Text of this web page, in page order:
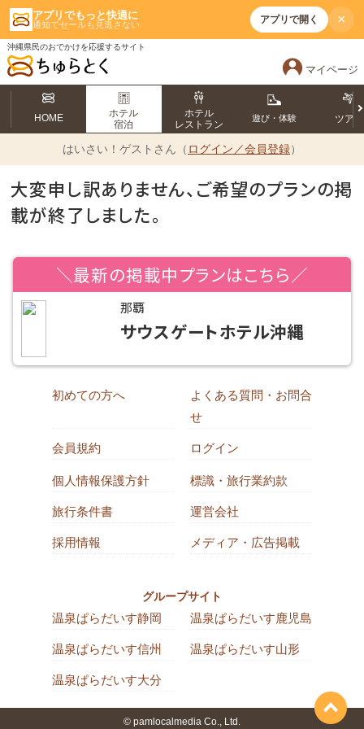
アプリでもっと快適に
通知でセールも見逃さない アプリで開く ×
沖縄県民のおでかけを応援するサイト
マイページ
HOME
ホテル
宿泊
ホテル
レストラン
遊び・体験 ツアー
はいさい！ ゲストさん（ ログイン／会員登録）
大変申し訳ありません、ご希望のプランの掲
載が終了しました。
＼最新の掲載中プランはこちら／
那覇
サウスゲートホテル沖縄
初めての方へ
よくある質問・お問合
せ
会員規約 ログイン
個人情報保護方針 標識・旅行業約款
旅行条件書 運営会社
採用情報 メディア・広告掲載
グループサイト
温泉ぱらだいす静岡 温泉ぱらだいす鹿児島
温泉ぱらだいす信州 温泉ぱらだいす山形
温泉ぱらだいす大分
© pamlocalmedia Co., Ltd.